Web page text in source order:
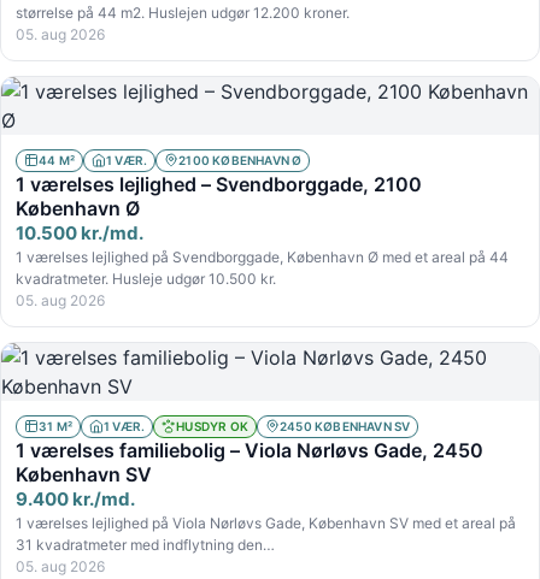
størrelse på 44 m2. Huslejen udgør 12.200 kroner.
05. aug 2026
44 M² 1 VÆR. 2100 KØBENHAVN Ø
1 værelses lejlighed – Svendborggade, 2100
København Ø
10.500 kr./md.
1 værelses lejlighed på Svendborggade, København Ø med et areal på 44
kvadratmeter. Husleje udgør 10.500 kr.
05. aug 2026
31 M² 1 VÆR. HUSDYR OK 2450 KØBENHAVN SV
1 værelses familiebolig – Viola Nørløvs Gade, 2450
København SV
9.400 kr./md.
1 værelses lejlighed på Viola Nørløvs Gade, København SV med et areal på
31 kvadratmeter med indflytning den…
05. aug 2026